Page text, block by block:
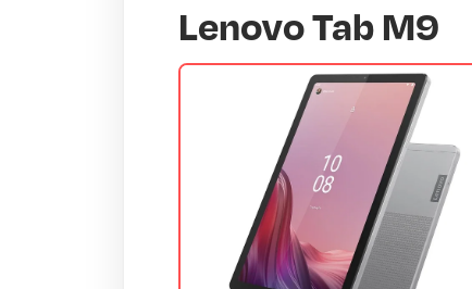
Lenovo Tab M9